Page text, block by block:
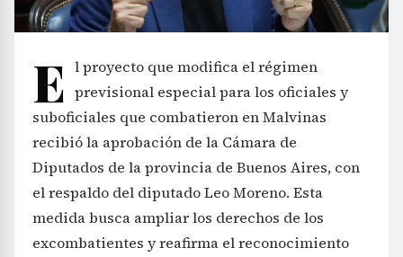
E l proyecto que modifica el régimen
previsional especial para los oficiales y
suboficiales que combatieron en Malvinas
recibió la aprobación de la Cámara de
Diputados de la provincia de Buenos Aires, con
el respaldo del diputado Leo Moreno. Esta
medida busca ampliar los derechos de los
excombatientes y reafirma el reconocimiento